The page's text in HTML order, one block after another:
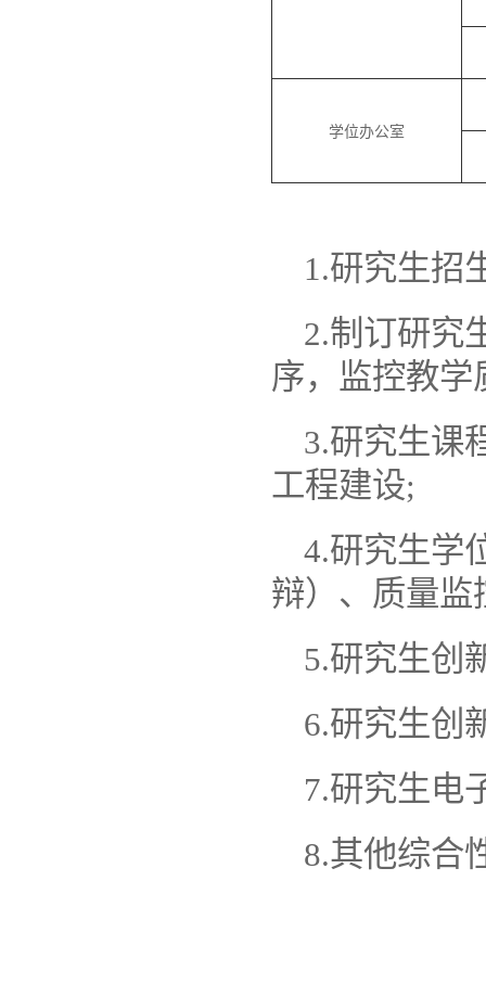
学位办公室
1.研究生招
2.制订研究
序，监控教
3.研究生课
工程建设;
4.研究生学
辩）、质量监
5.研究生创
6.研究生创
7.研究生电
8.其他综合